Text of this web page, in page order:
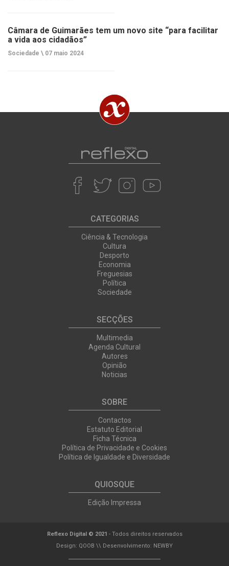
Câmara de Guimarães tem um novo site “para facilitar
a vida aos cidadãos”
Sociedade \ 07 maio 2024
CATEGORIAS
Ciência & Tecnologia
Cultura
Desporto
Economia
Freguesias
Política
Sociedade
SECÇÕES
Multimedia
Agenda Cultural
Autores
Opinião
Noticias
SOBRE
Contactos
Estatuto Editorial
Ficha Técnica
Política de Privacidade e Cookies
Política de Igualdade e Diversidade
QUIOSQUE
Edição Impressa
Reflexo Digital © 2021 - Todos direitos reservados
Design: QOOB \\ Desenvolvimento: NEWBY